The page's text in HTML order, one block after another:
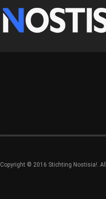
Copyright © 2016 Stichting Nostisia!.